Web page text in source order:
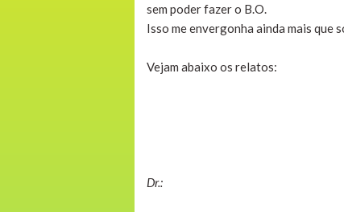
sem poder fazer o B.O.
Isso me envergonha ainda mais que
Vejam abaixo os relatos:
Dr.: